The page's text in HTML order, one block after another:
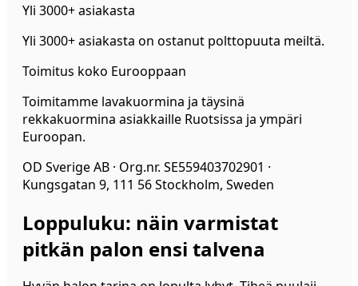
Yli 3000+ asiakasta
Yli 3000+ asiakasta on ostanut polttopuuta meiltä.
Toimitus koko Eurooppaan
Toimitamme lavakuormina ja täysinä
rekkakuormina asiakkaille Ruotsissa ja ympäri
Euroopan.
OD Sverige AB · Org.nr. SE559403702901 ·
Kungsgatan 9, 111 56 Stockholm, Sweden
Loppuluku: näin varmistat
pitkän palon ensi talvena